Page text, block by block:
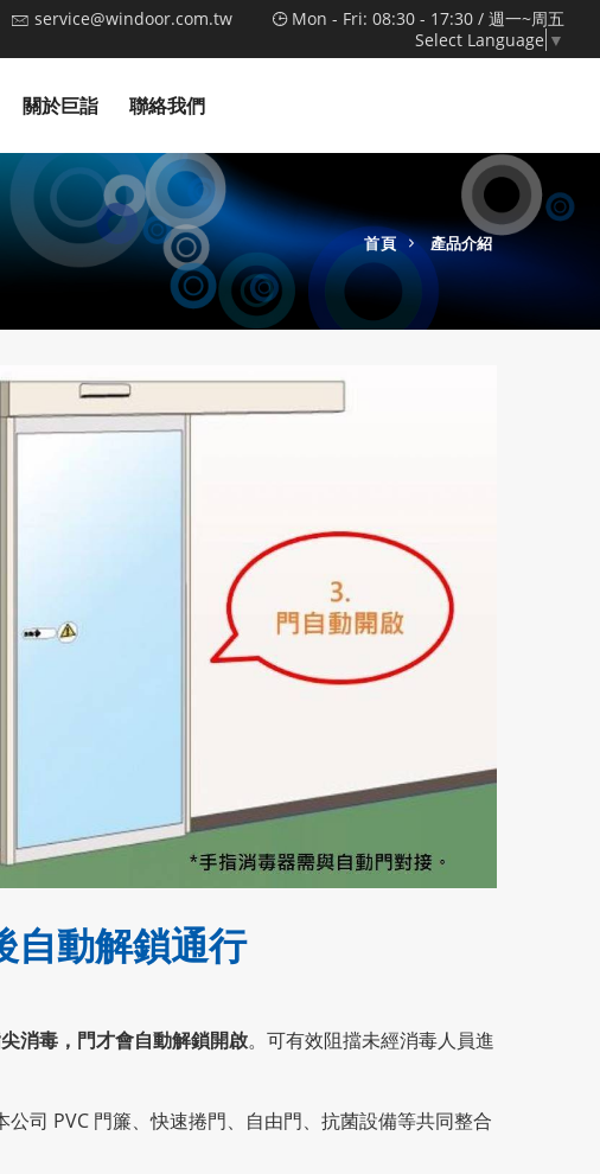
service@windoor.com.tw
Mon - Fri: 08:30 - 17:30 / 週一~周五
Select Language ▼
關於巨詣 聯絡我們
首頁 產品介紹
自動解鎖通行
消毒，門才會自動解鎖開啟。可有效阻擋未經消毒人員進
公司 PVC 門簾、快速捲門、自由門、抗菌設備等共同整合